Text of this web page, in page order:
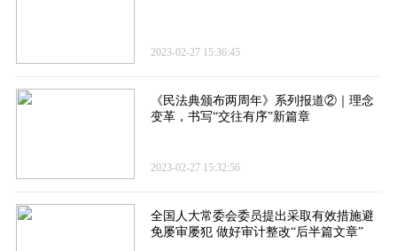
2023-02-27 15:36:45
《民法典颁布两周年》系列报道②｜理念
变革，书写“交往有序”新篇章
2023-02-27 15:32:56
全国人大常委会委员提出采取有效措施避
免屡审屡犯 做好审计整改“后半篇文章”